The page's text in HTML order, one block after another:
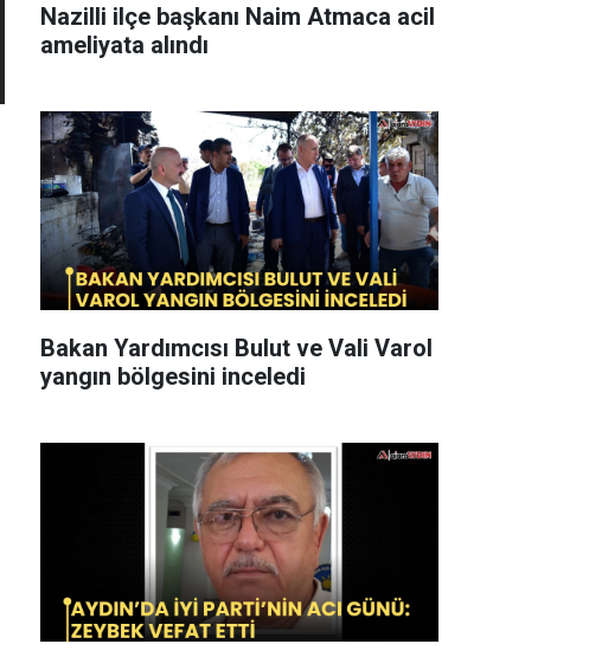
Nazilli ilçe başkanı Naim Atmaca acil
ameliyata alındı
Bakan Yardımcısı Bulut ve Vali Varol
yangın bölgesini inceledi